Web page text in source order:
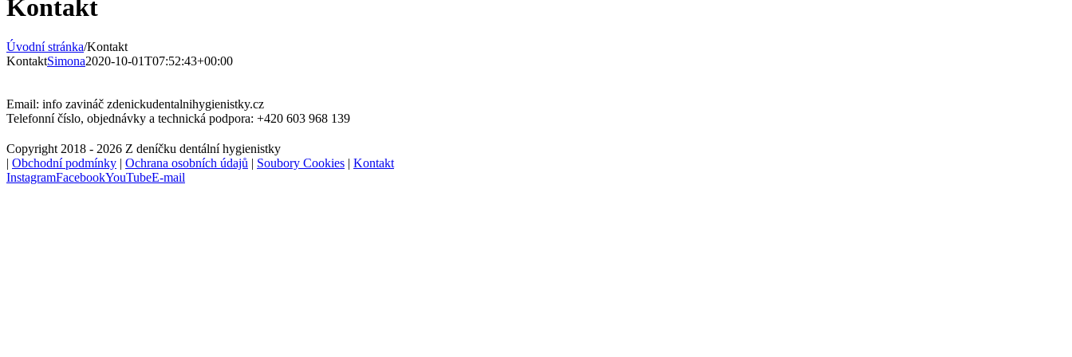
Kontakt
Úvodní stránka/Kontakt
KontaktSimona2020-10-01T07:52:43+00:00
Email: info zavináč zdenickudentalnihygienistky.cz
Telefonní číslo, objednávky a technická podpora: +420 603 968 139
Copyright 2018 - 2026 Z deníčku dentální hygienistky
| Obchodní podmínky | Ochrana osobních údajů | Soubory Cookies | Kontakt
InstagramFacebookYouTubeE-mail